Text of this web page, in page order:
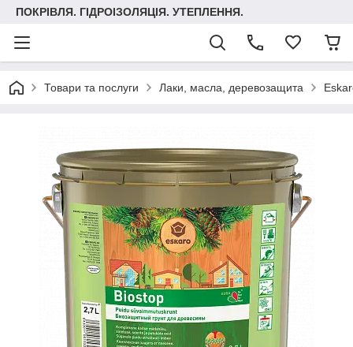
ПОКРІВЛЯ. ГІДРОІЗОЛЯЦІЯ. УТЕПЛЕННЯ.
Товари та послуги Лаки, масла, деревозащита